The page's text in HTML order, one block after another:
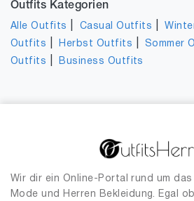
Outfits Kategorien
Alle Outfits Casual Outfits |
Outfits
Herbst Outfits Sommer
Outfits
Business Outfits
Wir dir ein Online-Portal rund um
Mode und Herren Bekleidung. Egal